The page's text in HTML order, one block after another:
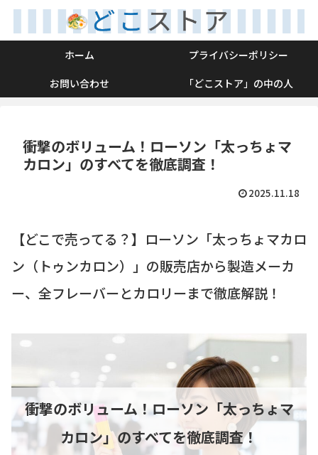
ホーム
プライバシーポリシー
お問い合わせ
「どこストア」の中の人
衝撃のボリューム！ローソン「太っちょマ
カロン」のすべてを徹底調査！
2025.11.18
【どこで売ってる？】ローソン「太っちょマカロ
ン（トゥンカロン）」の販売店から製造メーカ
ー、全フレーバーとカロリーまで徹底解説！
衝撃のボリューム！ローソン「太っちょマ
カロン」のすべてを徹底調査！